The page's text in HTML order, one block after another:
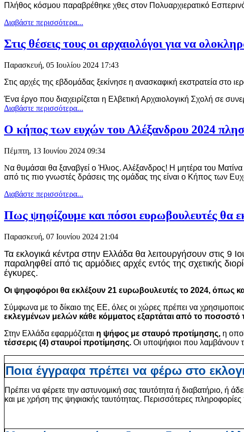
Πλήθος κόσμου παραβρέθηκε χθες στον Πολυαρχιερατικό
Διαβάστε περισσότερα...
Στις θέσεις τους οι αρχαιολόγοι για να
Παρασκευή, 05 Ιουλίου 2024 17:43
Στις αρχές της εβδομάδας ξεκίνησε η ανασκαφική εκστρατεία στο ιερ
Ένα έργο που διαχειρίζεται η Ελβετική Αρχαιολογική Σχολή σε συ
Διαβάστε περισσότερα...
Ο κήπος των ευχών του Αλέξανδρου 2024
Πέμπτη, 13 Ιουνίου 2024 09:34
Να θυμάσαι θα ξαναβγεί ο Ήλιος. Αλέξανδρος! Η μητέρα του Ματίνα
από τις πιο γνωστές δράσεις της ομάδας της είναι ο Κήπος των
Διαβάστε περισσότερα...
Πως ψηφίζουμε και πόσοι ευρωβουλευτές θα
Παρασκευή, 07 Ιουνίου 2024 21:04
Τα εκλογικά κέντρα στην Ελλάδα θα λειτουργήσουν στις 9
παραληφθεί από τις αρμόδιες αρχές εντός της σχετικής
έγκυρες.
Οι ψηφοφόροι θα εκλέξουν 21 ευρωβουλευτές το 2024, όπως
Σύμφωνα με το δίκαιο της ΕΕ, όλες οι χώρες πρέπει να
εκλεγμένων μελών κάθε κόμματος εξαρτάται από το
Στην Ελλάδα εφαρμόζεται η ψήφος με σταυρό προτίμησης, η
τέσσερις (4) σταυροί προτίμησης. Οι υποψήφιοι που λαμβάνουν
Ποια έγγραφα πρέπει να φέρω στο
Πρέπει να φέρετε την αστυνομική σας ταυτότητα ή διαβατήριο, ή
και με χρήση της ψηφιακής ταυτότητας. Περισσότερες